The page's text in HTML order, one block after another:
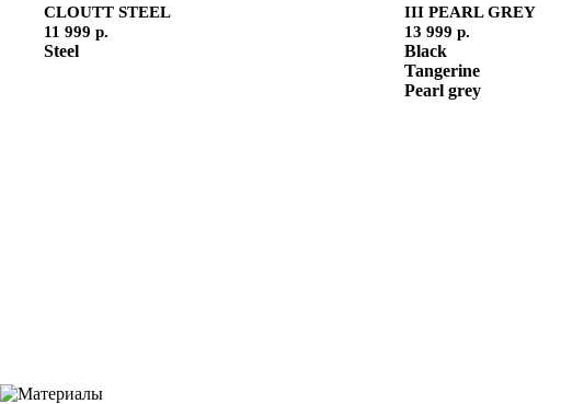
CLOUTT STEEL
11 999 р.
Steel
III PEARL GREY
13 999 р.
Black
Tangerine
Pearl grey